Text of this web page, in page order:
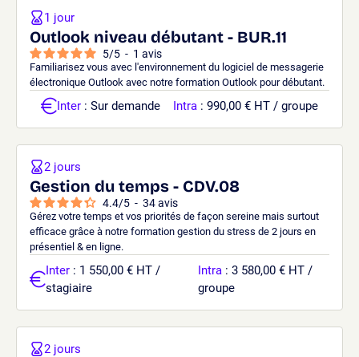
Outlook niveau débutant - BUR.11
5/5 - 1 avis
Familiarisez vous avec l'environnement du logiciel de messagerie
électronique Outlook avec notre formation Outlook pour débutant.
1 jour
Inter : Sur demande Intra : 990,00 € HT / groupe
Gestion du temps - CDV.08
4.4/5 - 34avis
Gérez votre temps et vos priorités de façon sereine mais surtout
efficace grâce à notre formation gestion du stress de 2 jours en
présentiel & en ligne.
2 jours
Inter : 1 550,00 € HT /
stagiaire
Intra : 3 580,00 € HT /
groupe
2 jours